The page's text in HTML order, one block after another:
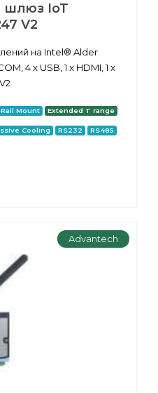
IoT
V2
на Intel® Alder
4 x USB, 1 x HDMI, 1 x
Mount Extended T range
Cooling RS232 RS485
Advantech